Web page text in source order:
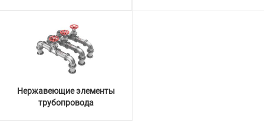
Нержавеющие элементы
трубопровода